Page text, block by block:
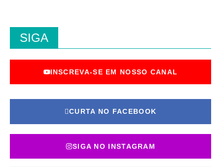
SIGA
INSCREVA-SE EM NOSSO CANAL
CURTA NO FACEBOOK
SIGA NO INSTAGRAM